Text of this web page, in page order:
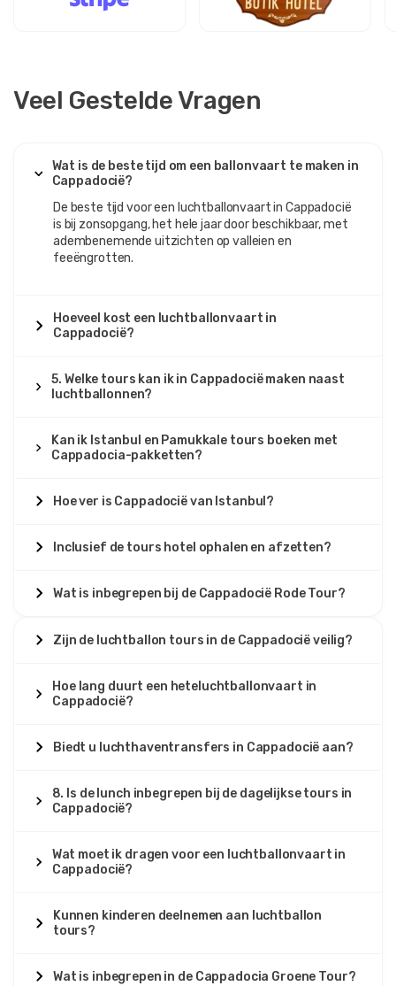
Veel Gestelde Vragen
Wat is de beste tijd om een ​​ballonvaart te maken in
Cappadocië?
De beste tijd voor een luchtballonvaart in Cappadocië
is bij zonsopgang, het hele jaar door beschikbaar, met
adembenemende uitzichten op valleien en
feeëngrotten.
Hoeveel kost een luchtballonvaart in
Cappadocië?
5. Welke tours kan ik in Cappadocië maken naast
luchtballonnen?
Kan ik Istanbul en Pamukkale tours boeken met
Cappadocia-pakketten?
Hoe ver is Cappadocië van Istanbul?
Inclusief de tours hotel ophalen en afzetten?
Wat is inbegrepen bij de Cappadocië Rode Tour?
Zijn de luchtballon tours in de Cappadocië veilig?
Hoe lang duurt een heteluchtballonvaart in
Cappadocië?
Biedt u luchthaventransfers in Cappadocië aan?
8. Is de lunch inbegrepen bij de dagelijkse tours in
Cappadocië?
Wat moet ik dragen voor een luchtballonvaart in
Cappadocië?
Kunnen kinderen deelnemen aan luchtballon
tours?
Wat is inbegrepen in de Cappadocia Groene Tour?